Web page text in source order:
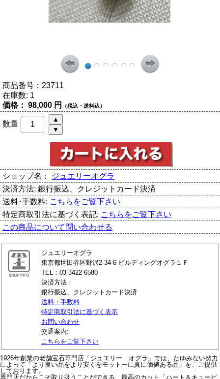
商品番号： 23711
在庫数: 1
価格： 98,000 円 （税込・送料込）
数量
ショップ名：
ジュエリーオグラ
決済方法: 銀行振込、クレジットカード決済
送料･手数料: こちらをご覧下さい
特定商取引法に基づく表記: こちらをご覧下さい
この商品について問い合わせる
ジュエリーオグラ
東京都世田谷区野沢2-34-6 ビルディングオグラ１Ｆ
TEL：03-3422-6580
決済方法：
銀行振込、クレジットカード決済
送料・手数料
特定商取引法に基づく表示
お問い合わせ
交通案内:
こちらをご覧下さい
1926年創業の老舗宝石専門店「ジュエリー オグラ」では、たゆみない努力
によって「より良い品をより安くをモットーに真に価値ある品」を、ご提供
しております。
専門店だからこそ取り扱うことができる、最高のカット「ハート＆キューピ